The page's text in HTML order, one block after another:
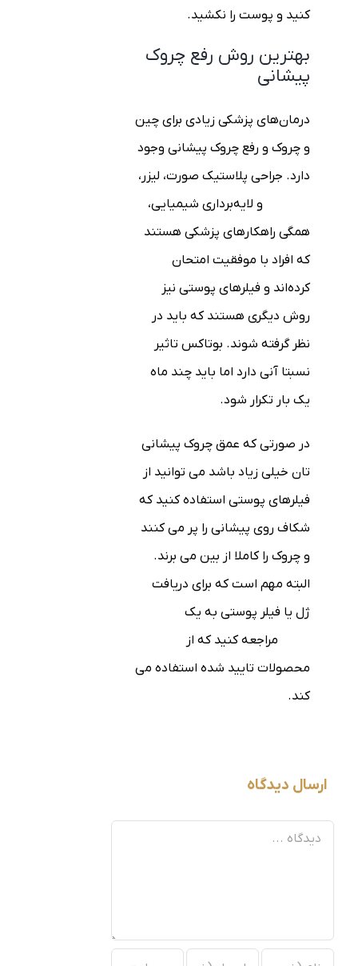
کنید و پوست را نکشید.
بهترین روش رفع چروک
پیشانی
درمان‌های پزشکی زیادی برای چین
و چروک و رفع چروک پیشانی وجود
دارد. جراحی پلاستیک صورت، لیزر،
و لایه‌برداری شیمیایی،
همگی راهکارهای پزشکی هستند
که افراد با موفقیت امتحان
کرده‌اند و فیلرهای پوستی نیز
روش دیگری هستند که باید در
نظر گرفته شوند. بوتاکس تاثیر
نسبتا آنی دارد اما باید چند ماه
یک بار تکرار شود.
در صورتی که عمق چروک پیشانی
تان خیلی زیاد باشد می توانید از
فیلرهای پوستی استفاده کنید که
شکاف روی پیشانی را پر می کنند
و چروک را کاملا از بین می برند.
البته مهم است که برای دریافت
ژل یا فیلر پوستی به یک
مراجعه کنید که از
محصولات تایید شده استفاده می
کند.
ارسال دیدگاه
دیدگاه